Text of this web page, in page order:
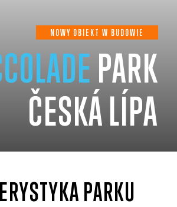
NOWY OBIEKT W BUDOWIE
PARK
ČESKÁ LÍPA
PARKU